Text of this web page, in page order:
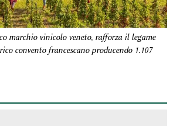
marchio vinicolo veneto, rafforza il legame
convento francescano producendo 1.107